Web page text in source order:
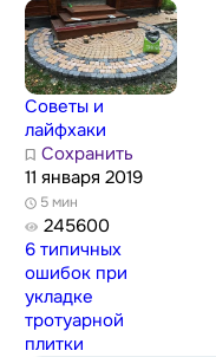
Советы и
лайфхаки
Сохранить
11 января 2019
5 мин
245600
6 типичных
ошибок при
укладке
тротуарной
плитки